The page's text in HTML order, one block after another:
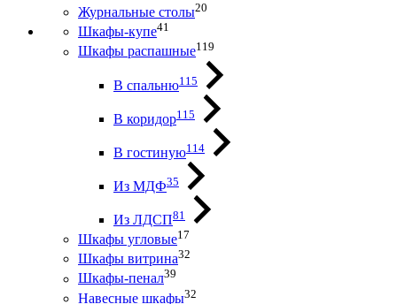
Журнальные столы20
Шкафы-купе41
Шкафы распашные119
В спальню115
В коридор115
В гостиную114
Из МДФ35
Из ЛДСП81
Шкафы угловые17
Шкафы витрина32
Шкафы-пенал39
Навесные шкафы32